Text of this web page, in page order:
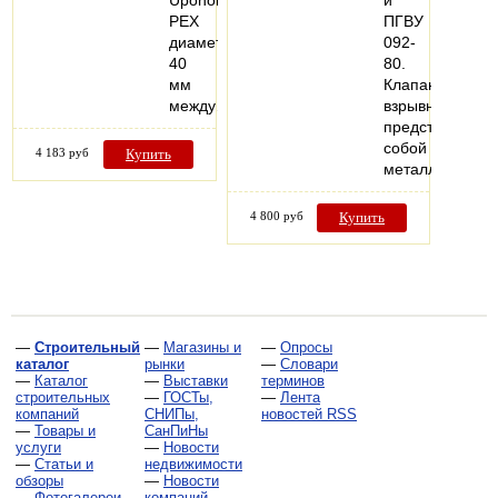
PEX
диаметром
40
мм
между…
4 183 руб Купить
ПГВУ
092-
80.
Клапан
взрывной
представляет
собой
4 800 руб Купить
— Строительный
каталог
— Каталог
строительных
компаний
— Товары и
услуги
— Статьи и
обзоры
— Магазины и
рынки
— Выставки
— ГОСТы,
СНИПы,
СанПиНы
— Новости
недвижимости
— Новости
— Опросы
— Словари
терминов
— Лента
новостей RSS